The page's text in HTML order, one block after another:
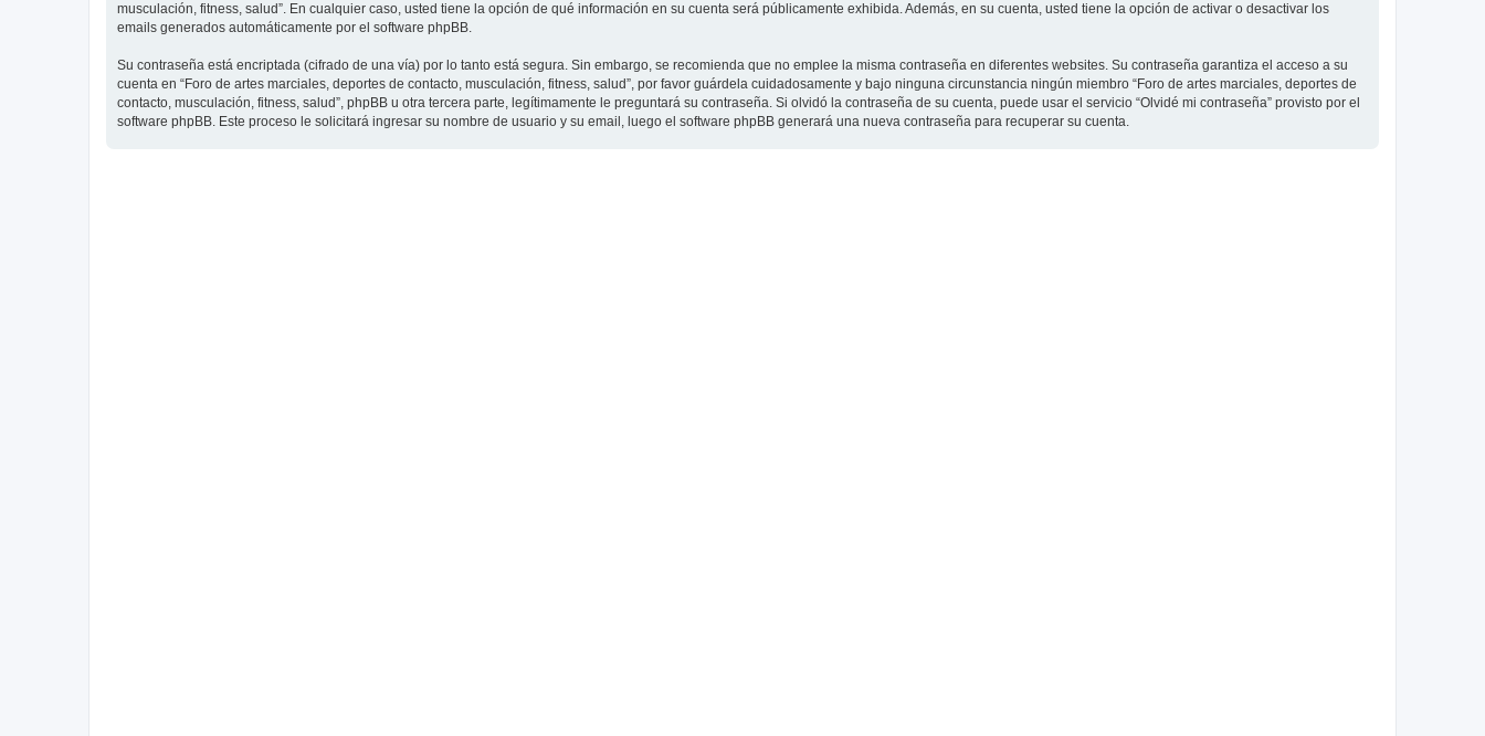
musculación, fitness, salud”. En cualquier caso, usted tiene la opción de qué información en su cuenta será públicamente exhibida. Además, en su cuenta, usted tiene la opción de activar o desactivar los
emails generados automáticamente por el software phpBB.
Su contraseña está encriptada (cifrado de una vía) por lo tanto está segura. Sin embargo, se recomienda que no emplee la misma contraseña en diferentes websites. Su contraseña garantiza el acceso a su
cuenta en “Foro de artes marciales, deportes de contacto, musculación, fitness, salud”, por favor guárdela cuidadosamente y bajo ninguna circunstancia ningún miembro “Foro de artes marciales, deportes de
contacto, musculación, fitness, salud”, phpBB u otra tercera parte, legítimamente le preguntará su contraseña. Si olvidó la contraseña de su cuenta, puede usar el servicio “Olvidé mi contraseña” provisto por el
software phpBB. Este proceso le solicitará ingresar su nombre de usuario y su email, luego el software phpBB generará una nueva contraseña para recuperar su cuenta.